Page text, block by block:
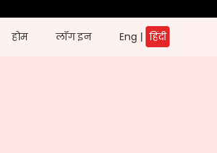
होम लॉग इन Eng | हिंदी